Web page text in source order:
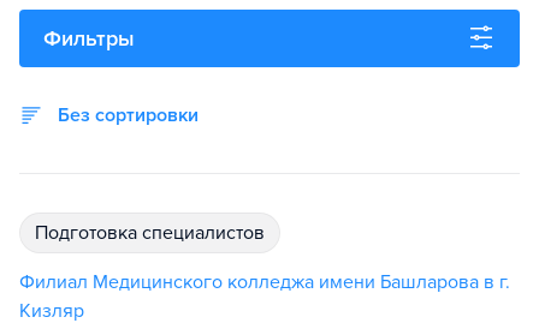
Фильтры
Без сортировки
подготовка специалистов
Филиал Медицинского колледжа имени Башларова в г.
Кизляр